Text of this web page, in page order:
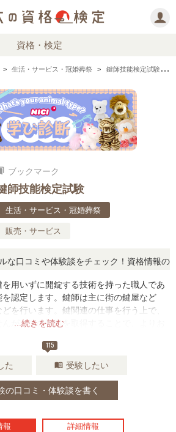
資格・検定
生活・サービス・冠婚葬祭 鍵師技能検定試験の情報まとめ
ブックマーク
師技能検定試験
生活・サービス・冠婚葬祭
販売・サービス
コミや体験談をチェック！資格情報の下か
...続きを読む
用いずに開錠する技術を持った職人であ
認定します。鍵師は主に街の鍵屋など
を行います。鍵関連の仕事を行う上で、
んが、この資格を取得することで、よりお
た
115
menu_book 受験したい
の口コミ・体験談を書く
報 詳細情報